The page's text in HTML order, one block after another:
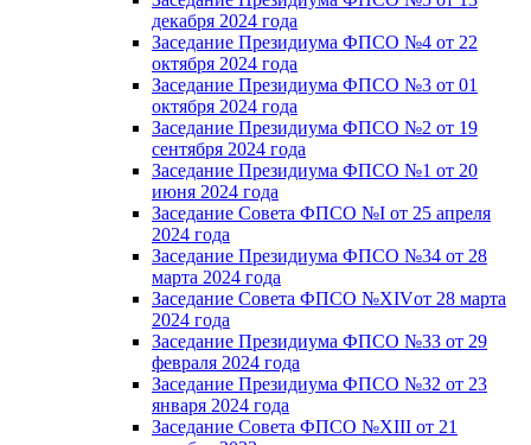
декабря 2024 года
Заседание Президиума ФПСО №4 от 22
октября 2024 года
Заседание Президиума ФПСО №3 от 01
октября 2024 года
Заседание Президиума ФПСО №2 от 19
сентября 2024 года
Заседание Президиума ФПСО №1 от 20
июня 2024 года
Заседание Совета ФПСО №I от 25 апреля
2024 года
Заседание Президиума ФПСО №34 от 28
марта 2024 года
Заседание Совета ФПСО №XIVот 28 марта
2024 года
Заседание Президиума ФПСО №33 от 29
февраля 2024 года
Заседание Президиума ФПСО №32 от 23
января 2024 года
Заседание Совета ФПСО №XIII от 21